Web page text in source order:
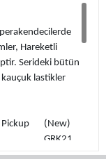
ve 2019'da
sürülmesiyle son
Hareketli
Serideki bütün
kauçuk lastikler
(New)
GRK21
GRK22